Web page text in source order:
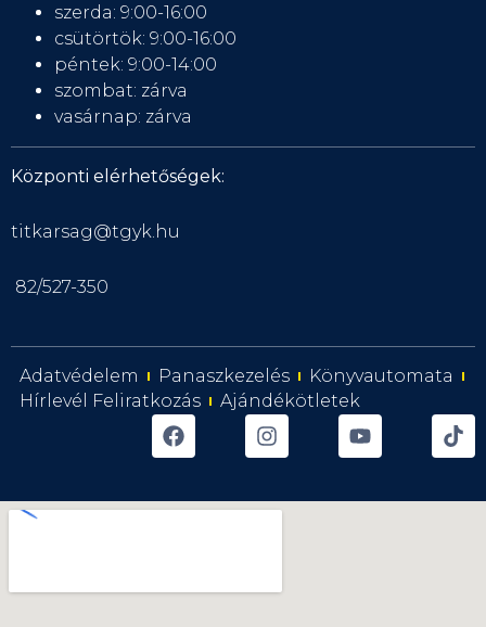
szerda: 9:00-16:00
csütörtök: 9:00-16:00
péntek: 9:00-14:00
szombat: zárva
vasárnap: zárva
Központi elérhetőségek:
titkarsag@tgyk.hu
82/527-350
Adatvédelem Panaszkezelés
Könyvautomata
Hírlevél Feliratkozás
Ajándékötletek